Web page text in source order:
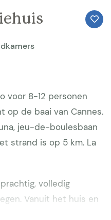
voor 8-12 personen
op de baai van Cannes.
jeu-de-boulesbaan
strand is op 5 km. La
volledig
Vanuit het huis en